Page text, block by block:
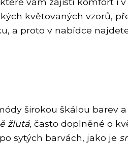
květovaných vzorů,
a proto v nabídce
širokou škálou barev
žlutá, často doplněné o
sytých barvách, jako je